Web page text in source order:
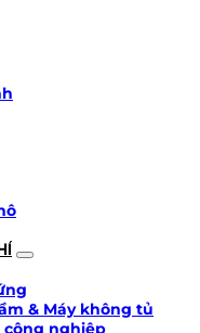
& Máy không tủ